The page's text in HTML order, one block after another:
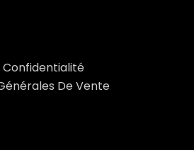
Confidentialité
De Vente